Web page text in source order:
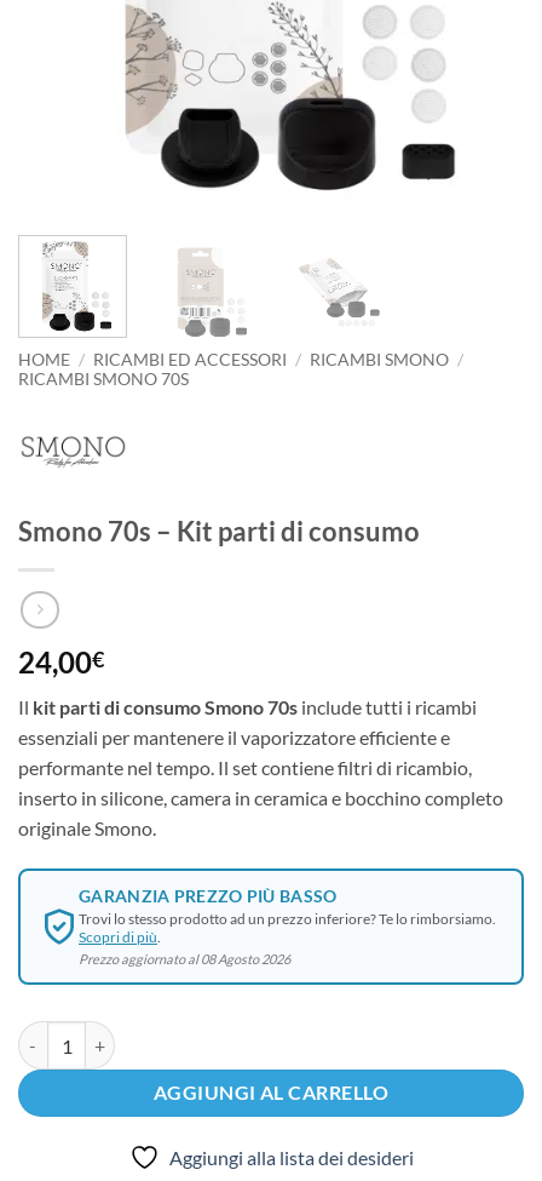
HOME / RICAMBI ED ACCESSORI / RICAMBI SMONO /
RICAMBI SMONO 70S
Smono 70s – Kit parti di consumo
24,00€
Il kit parti di consumo Smono 70s include tutti i ricambi
essenziali per mantenere il vaporizzatore efficiente e
performante nel tempo. Il set contiene filtri di ricambio,
inserto in silicone, camera in ceramica e bocchino completo
originale Smono.
GARANZIA PREZZO PIÙ BASSO
Trovi lo stesso prodotto ad un prezzo inferiore? Te lo rimborsiamo.
Scopri di più.
Prezzo aggiornato al 08 Agosto 2026
Smono 70s - Kit parti di consumo quantità
AGGIUNGI AL CARRELLO
Aggiungi alla lista dei desideri